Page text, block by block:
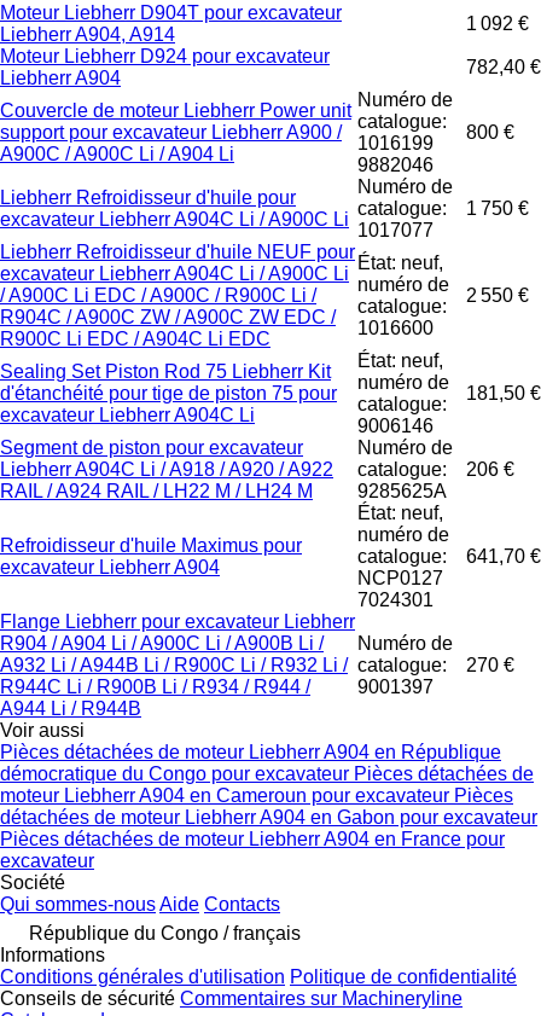
Moteur Liebherr D904T pour excavateur
Liebherr A904, A914
1 092 €
Moteur Liebherr D924 pour excavateur
Liebherr A904
782,40 €
Couvercle de moteur Liebherr Power unit
support pour excavateur Liebherr A900 /
A900C / A900C Li / A904 Li
Numéro de
catalogue:
1016199
9882046
800 €
Liebherr Refroidisseur d'huile pour
excavateur Liebherr A904C Li / A900C Li
Numéro de
catalogue:
1017077
1 750 €
Liebherr Refroidisseur d'huile NEUF pour
excavateur Liebherr A904C Li / A900C Li
/ A900C Li EDC / A900C / R900C Li /
R904C / A900C ZW / A900C ZW EDC /
R900C Li EDC / A904C Li EDC
État: neuf,
numéro de
catalogue:
1016600
2 550 €
Sealing Set Piston Rod 75 Liebherr Kit
d'étanchéité pour tige de piston 75 pour
excavateur Liebherr A904C Li
État: neuf,
numéro de
catalogue:
9006146
181,50 €
Segment de piston pour excavateur
Liebherr A904C Li / A918 / A920 / A922
RAIL / A924 RAIL / LH22 M / LH24 M
Numéro de
catalogue:
9285625A
206 €
Refroidisseur d'huile Maximus pour
excavateur Liebherr A904
État: neuf,
numéro de
catalogue:
NCP0127
7024301
641,70 €
Flange Liebherr pour excavateur Liebherr
R904 / A904 Li / A900C Li / A900B Li /
A932 Li / A944B Li / R900C Li / R932 Li /
R944C Li / R900B Li / R934 / R944 /
A944 Li / R944B
Numéro de
catalogue:
9001397
270 €
Voir aussi
Pièces détachées de moteur Liebherr A904 en République
démocratique du Congo pour excavateur Pièces détachées de
moteur Liebherr A904 en Cameroun pour excavateur Pièces
détachées de moteur Liebherr A904 en Gabon pour excavateur
Pièces détachées de moteur Liebherr A904 en France pour
excavateur
Société
Qui sommes-nousAide Contacts
République du Congo / français
Informations
Conditions générales d'utilisation Politique de confidentialité
Conseils de sécurité Commentaires sur Machineryline